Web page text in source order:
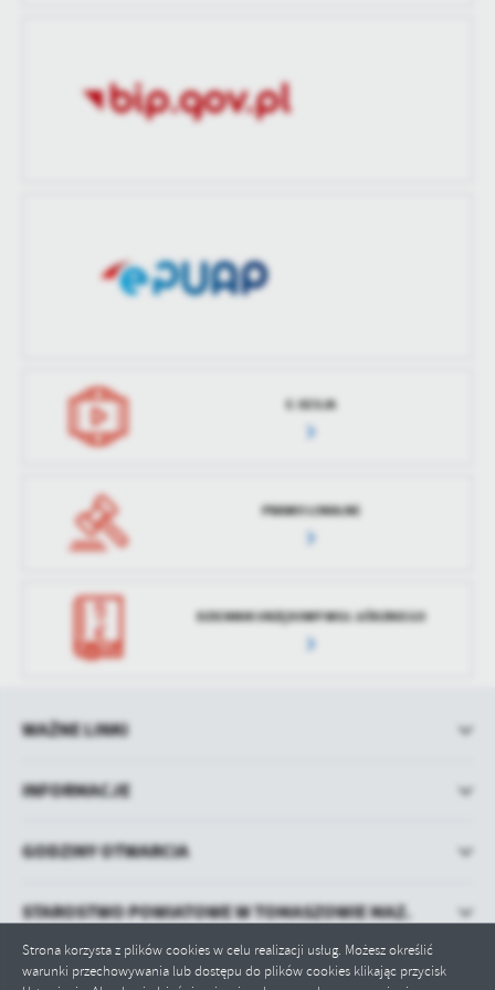
Strona korzysta z plików cookies w celu realizacji usług. Możesz określić
warunki przechowywania lub dostępu do plików cookies klikając przycisk
E-SESJA
PRAWO LOKALNE
DZIENNIK URZĘDOWY WOJ. ŁÓDZKIEGO
WAŻNE LINKI
INFORMACJE
GODZINY OTWARCIA
STAROSTWO POWIATOWE W TOMASZOWIE MAZ.